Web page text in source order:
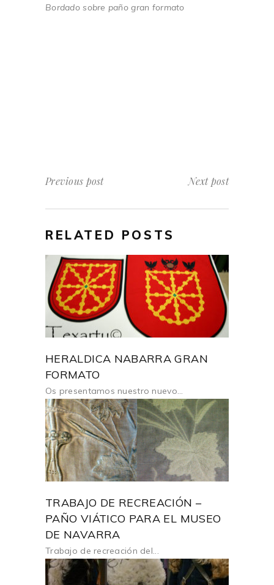
Bordado sobre paño gran formato
Previous post Next post
RELATED POSTS
HERALDICA NABARRA GRAN
FORMATO
Os presentamos nuestro nuevo...
TRABAJO DE RECREACIÓN –
PAÑO VIÁTICO PARA EL MUSEO
DE NAVARRA
Trabajo de recreación del...